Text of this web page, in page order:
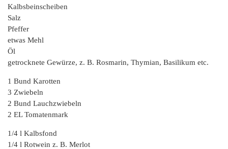
Kalbsbeinscheiben
Salz
Pfeffer
etwas Mehl
Öl
getrocknete Gewürze, z. B. Rosmarin, Thymian, Basilikum etc.
1 Bund Karotten
3 Zwiebeln
2 Bund Lauchzwiebeln
2 EL Tomatenmark
1/4 l Kalbsfond
1/4 l Rotwein z. B. Merlot